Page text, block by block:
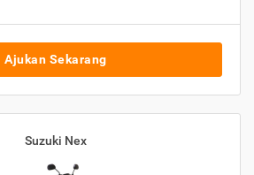
Ajukan Sekarang
Suzuki Nex